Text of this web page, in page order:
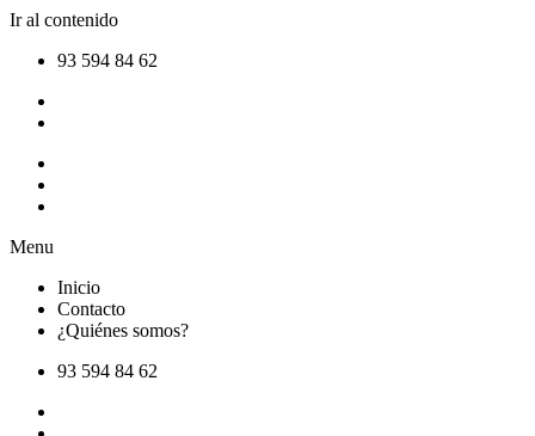
Ir al contenido
93 594 84 62
Menu
Inicio
Contacto
¿Quiénes somos?
93 594 84 62